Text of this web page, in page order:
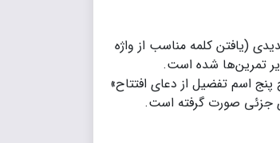
(یافتن کلمه مناسب از واژه‌
تمرین‌ها شده است.
اسم تفضیل از دعای افتتاح»
جزئی صورت گرفته است.